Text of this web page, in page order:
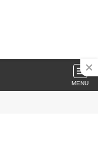
MENU